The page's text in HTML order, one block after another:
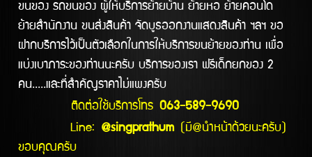
ขนของ รถขนของ ผู้ให้บริการย้ายบ้าน ย้ายหอ ย้ายคอนโด
ย้ายสำนักงาน ขนส่งสินค้า จัดบูธออกงานแสดงสินค้า ฯลฯ ขอ
ฝากบริการไว้เป็นตัวเลือกในการให้บริการขนย้ายของท่าน เพื่อ
แบ่งเบาภาระของท่านนะครับ บริการของเรา ฟรีเด็กยกของ 2
คน.....และที่สำคัญราคาไม่แพงครับ
ติดต่อใช้บริการโทร 063-589-9690
Line: @singprathum (มี@นำหน้าด้วยนะครับ)
ขอบคุณครับ